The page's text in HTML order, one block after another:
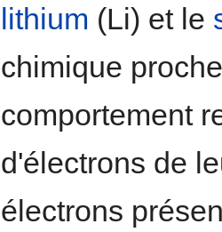
lithium (Li) et le
chimique
comportement
d'électrons de
électrons